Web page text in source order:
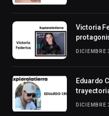
Victoria
DICIEMBRE
Eduardo
DICIEMBRE